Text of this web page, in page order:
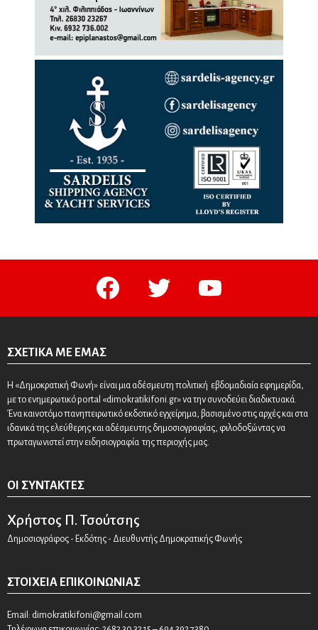
facebook twitter youtube
ΣΧΕΤΙΚΆ ΜΕ ΕΜΆΣ
Η «Δημοκρατική Φωνή» είναι μια αδέσμευτη πολιτική εβδομαδιαία εφημερίδα,
με το ενημερωτικό portal «dimokratikifoni.gr» να την συνοδεύει διαδικτυακά.
Ένα καινοτόμο πανηπειρωτικό εκδοτικό εγχείρημα, βασισμένο στις αρχές και στα
ιδανικά της ελεύθερης και αδέσμευτης δημοσιογραφίας, φιλοδοξώντας να
πρωταγωνιστεί στην ειδησιογραφία της περιοχής μας.
ΟΙ ΣΥΝΤΆΚΤΕΣ
Χρήστος Π. Τσούτσης
Δημοσιογράφος - Εκδότης - Διευθυντής Δημοκρατικής Φωνής
ΣΤΟΙΧΕΊΑ ΕΠΙΚΟΙΝΩΝΊΑΣ
Email: dimokratikifoni@gmail.com